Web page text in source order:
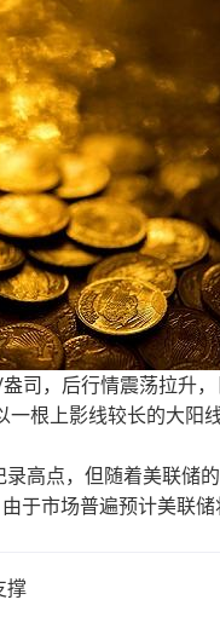
司，后行情震荡拉升
根上影线较长的大阳
高点，但随着美联储
于市场普遍预计美联
撑